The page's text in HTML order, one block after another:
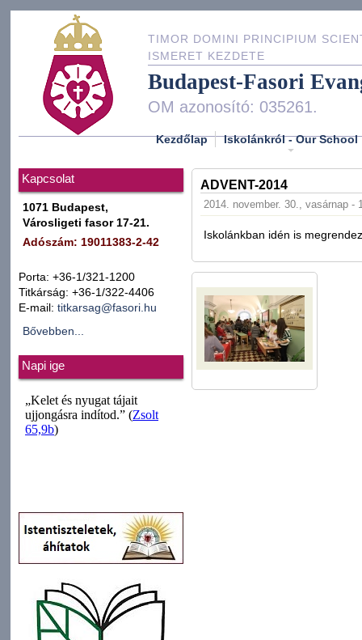
TIMOR DOMINI PRINCIPIUM
ISMERET KEZDETE
Budapest-Fasori
OM azonosító: 035261.
Kezdőlap Iskolánkról - Our School
Kapcsolat
1071 Budapest,
Városligeti fasor 17-21.
Adószám: 19011383-2-42
Porta: +36-1/321-1200
Titkárság: +36-1/322-4406
E-mail: titkarsag@fasori.hu
Bővebben...
Napi ige
ADVENT-2014
2014. november. 30., vasárnap -
Iskolánkban idén is